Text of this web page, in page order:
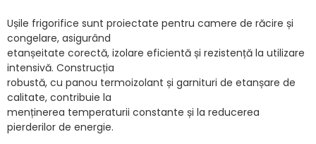
Ușile frigorifice sunt proiectate pentru camere de răcire și
congelare, asigurând
etanșeitate corectă, izolare eficientă și rezistență la utilizare
intensivă. Construcția
robustă, cu panou termoizolant și garnituri de etanșare de
calitate, contribuie la
menținerea temperaturii constante și la reducerea
pierderilor de energie.